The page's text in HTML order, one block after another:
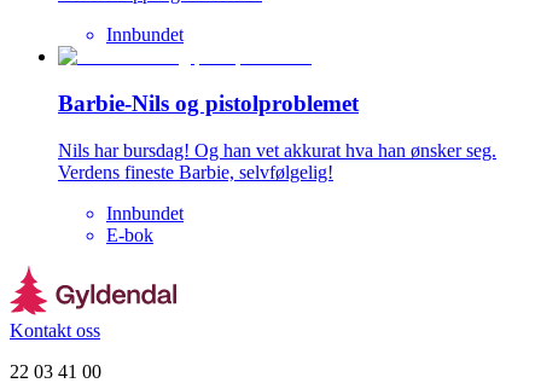
Innbundet
Barbie-Nils og pistolproblemet
Nils har bursdag! Og han vet akkurat hva han ønsker seg.
Verdens fineste Barbie, selvfølgelig!
Innbundet
E-bok
Kontakt oss
22 03 41 00